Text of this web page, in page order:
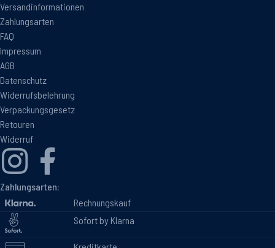
Versandinformationen
Zahlungsarten
FAQ
Impressum
AGB
Datenschutz
Widerrufsbelehrung
Verpackungsgesetz
Retouren
Widerruf
Zahlungsarten:
Rechnungskauf
Sofort by Klarna